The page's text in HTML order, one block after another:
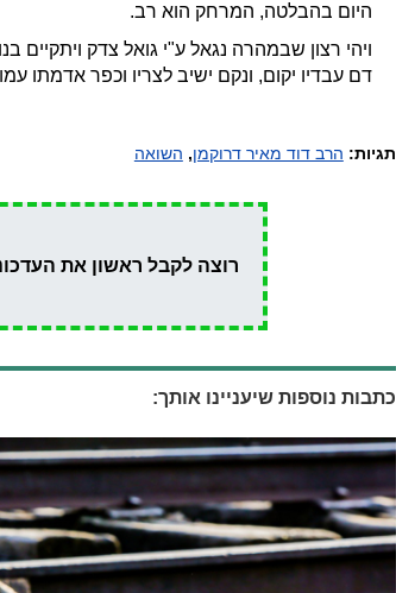
היום בהבלטה, המרחק הוא רב.
ויהי רצון שבמהרה נגאל ע"י גואל צדק ויתקיים
דם עבדיו יקום, ונקם ישיב לצריו וכפר אדמתו
תגיות: הרב דוד מאיר דרוקמן, השואה
רוצה לקבל ראשון את
כתבות נוספות שיעניינו אותך: